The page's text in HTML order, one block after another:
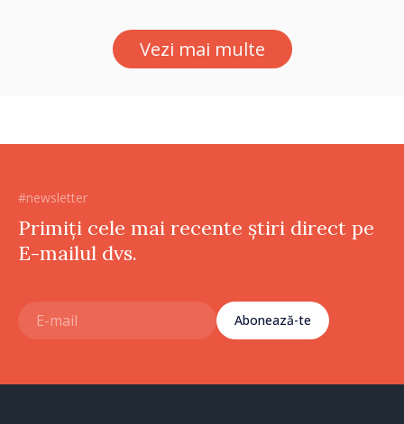
durat cinci ore
Vezi mai multe
#newsletter
Primiți cele mai recente știri direct pe
E-mailul dvs.
Abonează-te